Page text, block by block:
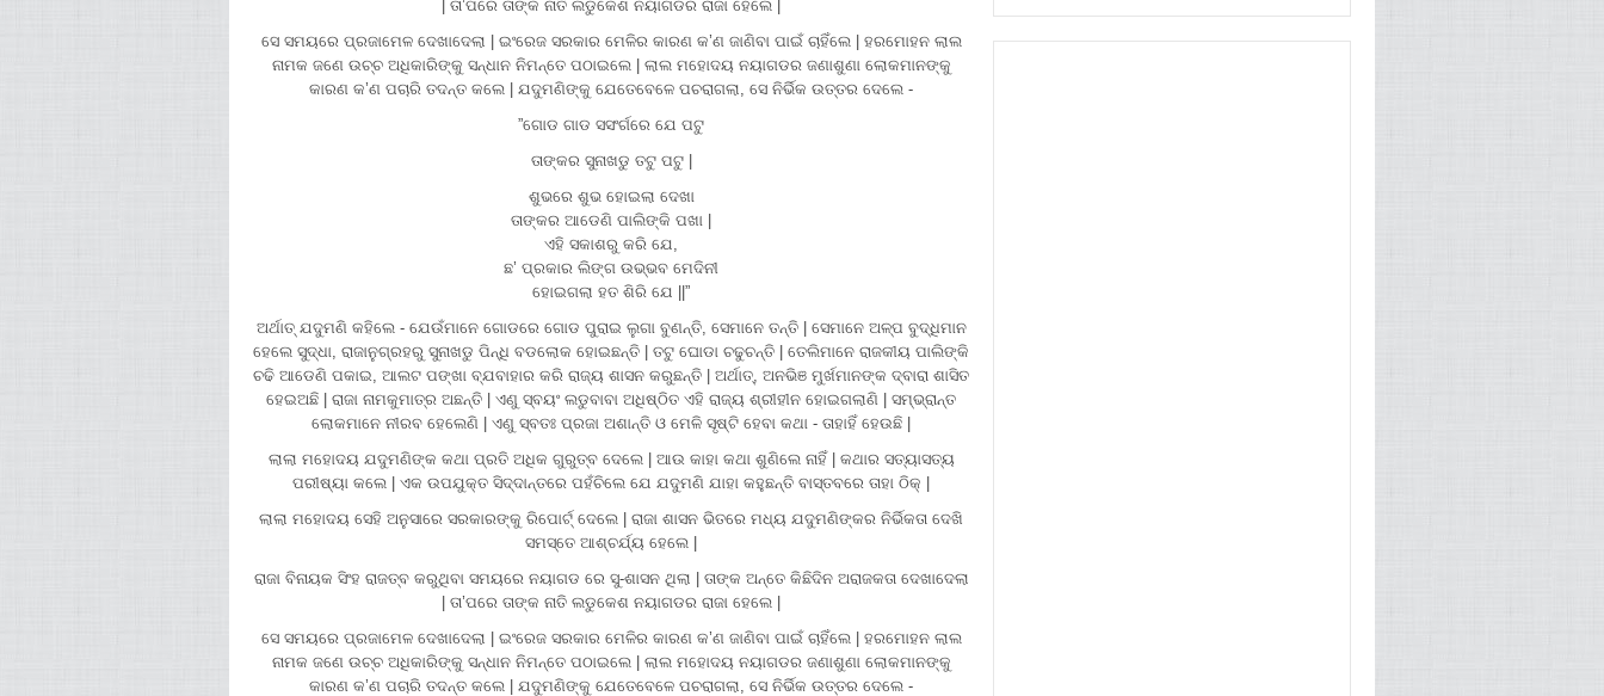
| ତା’ପରେ ତାଙ୍କ ନାତି ଲଡୁକେଶ ନୟାଗଡର ରାଜା ହେଲେ |
ସେ ସମୟରେ ପ୍ରଜାମେଳ ଦେଖାଦେଲା | ଇଂରେଜ ସରକାର ମେଳିର କାରଣ କ’ଣ ଜାଣିବା ପାଇଁ ଚାହିଁଲେ | ହରମୋହନ ଲାଲ
ନାମକ ଜଣେ ଉଚ୍ଚ ଅଧିକାରିଙ୍କୁ ସନ୍ଧାନ ନିମନ୍ତେ ପଠାଇଲେ | ଲାଲ ମହୋଦୟ ନୟାଗଡର ଜଣାଶୁଣା ଲୋକମାନଙ୍କୁ
କାରଣ କ’ଣ ପଚାରି ତଦନ୍ତ କଲେ | ଯଦୁମଣିଙ୍କୁ ଯେତେବେଳେ ପଚରାଗଲା, ସେ ନିର୍ଭିକ ଉତ୍ତର ଦେଲେ -
”ଗୋଡ ଗାଡ ସସଂର୍ଗରେ ଯେ ପଟୁ
ତାଙ୍କର ସୁନାଖଡୁ ତଟୁ ପଟୁ |
ଶୁଭରେ ଶୁଭ ହୋଇଲା ଦେଖା
ତାଙ୍କର ଆଡେଣି ପାଲିଙ୍କି ପଖା |
ଏହି ସକାଶରୁ କରି ଯେ,
ଛ’ ପ୍ରକାର ଲିଙ୍ଗ ଉଭ୍ଭବ ମେଦିନୀ
ହୋଇଗଲା ହତ ଶିରି ଯେ ||”
ଅର୍ଥାତ୍ ଯଦୁମଣି କହିଲେ - ଯେଉଁମାନେ ଗୋଡରେ ଗୋଡ ପୁରାଇ ଲୁଗା ବୁଣନ୍ତି, ସେମାନେ ତନ୍ତି | ସେମାନେ ଅଳ୍ପ ବୁଦ୍ଧିମାନ
ହେଲେ ସୁଦ୍ଧା, ରାଜାନୁଗ୍ରହରୁ ସୁନାଖଡୁ ପିନ୍ଧି ବଡଲୋକ ହୋଇଛନ୍ତି | ତଟୁ ଘୋଡା ଚଢୁଚନ୍ତି | ତେଲିମାନେ ରାଜକୀୟ ପାଲିଙ୍କି
ଚଢି ଆଡେଣି ପକାଇ, ଆଲଟ ପଙ୍ଖା ବ୍ଯବାହାର କରି ରାଜ୍ୟ ଶାସନ କରୁଛନ୍ତି | ଅର୍ଥାତ୍, ଅନଭିଞ ମୁର୍ଖମାନଙ୍କ ଦ୍ବାରା ଶାସିତ
ହେଇଅଛି | ରାଜା ନାମକୁମାତ୍ର ଅଛନ୍ତି | ଏଣୁ ସ୍ବୟଂ ଲଡୁବାବା ଅଧିଷ୍ଠିତ ଏହି ରାଜ୍ୟ ଶ୍ରୀହୀନ ହୋଇଗଲାଣି | ସମ୍ଭ୍ରାନ୍ତ
ଲୋକମାନେ ନୀରବ ହେଲେଣି | ଏଣୁ ସ୍ବତଃ ପ୍ରଜା ଅଶାନ୍ତି ଓ ମେଳି ସୃଷ୍ଟି ହେବା କଥା - ତାହାହିଁ ହେଉଛି |
ଲାଲା ମହୋଦୟ ଯଦୁମଣିଙ୍କ କଥା ପ୍ରତି ଅଧିକ ଗୁରୁତ୍ବ ଦେଲେ | ଆଉ କାହା କଥା ଶୁଣିଲେ ନାହିଁ | କଥାର ସତ୍ୟାସତ୍ୟ
ପରୀଷ୍ୟା କଲେ | ଏକ ଉପଯୁକ୍ତ ସିଦ୍ଦାନ୍ତରେ ପହଁଚିଲେ ଯେ ଯଦୁମଣି ଯାହା କହୁଛନ୍ତି ବାସ୍ତବରେ ତାହା ଠିକ୍ |
ଲାଲା ମହୋଦୟ ସେହି ଅନୁସାରେ ସରକାରଙ୍କୁ ରିପୋର୍ଟ୍ ଦେଲେ | ରାଜା ଶାସନ ଭିତରେ ମଧ୍ୟ ଯଦୁମଣିଙ୍କର ନିର୍ଭିକତା ଦେଖି
ସମସ୍ତେ ଆଶ୍ଚର୍ଯ୍ୟ ହେଲେ |
ରାଜା ବିନାୟକ ସିଂହ ରାଜତ୍ବ କରୁଥିବା ସମୟରେ ନୟାଗଡ ରେ ସୁ-ଶାସନ ଥିଲା | ତାଙ୍କ ଅନ୍ତେ କିଛିଦିନ ଅରାଜକତା ଦେଖାଦେଲା
| ତା’ପରେ ତାଙ୍କ ନାତି ଲଡୁକେଶ ନୟାଗଡର ରାଜା ହେଲେ |
ସେ ସମୟରେ ପ୍ରଜାମେଳ ଦେଖାଦେଲା | ଇଂରେଜ ସରକାର ମେଳିର କାରଣ କ’ଣ ଜାଣିବା ପାଇଁ ଚାହିଁଲେ | ହରମୋହନ ଲାଲ
ନାମକ ଜଣେ ଉଚ୍ଚ ଅଧିକାରିଙ୍କୁ ସନ୍ଧାନ ନିମନ୍ତେ ପଠାଇଲେ | ଲାଲ ମହୋଦୟ ନୟାଗଡର ଜଣାଶୁଣା ଲୋକମାନଙ୍କୁ
କାରଣ କ’ଣ ପଚାରି ତଦନ୍ତ କଲେ | ଯଦୁମଣିଙ୍କୁ ଯେତେବେଳେ ପଚରାଗଲା, ସେ ନିର୍ଭିକ ଉତ୍ତର ଦେଲେ -